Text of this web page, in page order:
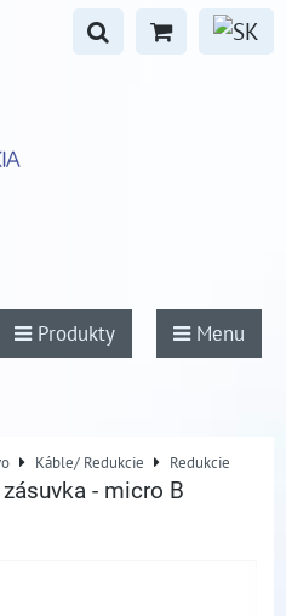
Produkty Menu
Káble/ Redukcie Redukcie
- micro B